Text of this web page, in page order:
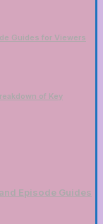
Guides for Viewers
of Key
Episode Guides